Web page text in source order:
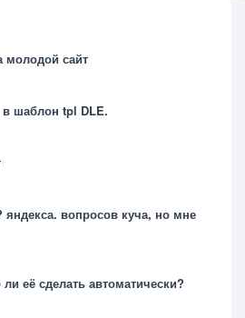
молодой сайт
в шаблон tpl DLE.
яндекса. вопросов куча, но мне
её сделать автоматически?